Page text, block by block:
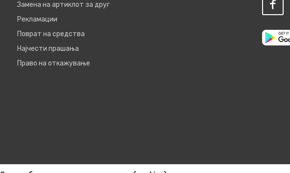
Замена на артиклот за друг
Рекламации
Поврат на средства
Најчести прашања
Право на откажување